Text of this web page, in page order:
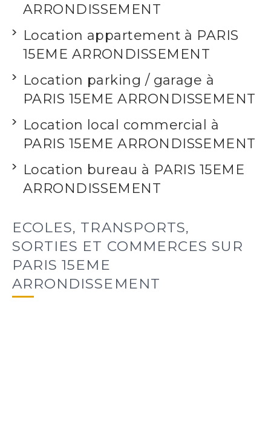
ARRONDISSEMENT
Location appartement à PARIS
15EME ARRONDISSEMENT
Location parking / garage à
PARIS 15EME ARRONDISSEMENT
Location local commercial à
PARIS 15EME ARRONDISSEMENT
Location bureau à PARIS 15EME
ARRONDISSEMENT
ECOLES, TRANSPORTS,
SORTIES ET COMMERCES SUR
PARIS 15EME
ARRONDISSEMENT